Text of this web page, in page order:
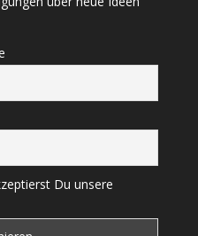
Du unsere